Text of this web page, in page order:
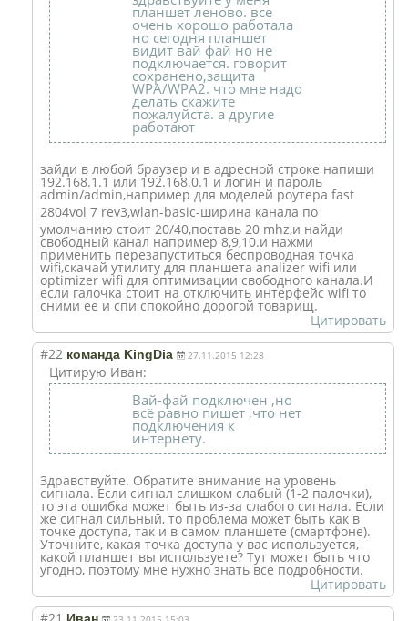
планшет леново. все
очень хорошо работала
но сегодня планшет
видит вай фай но не
подключается. говорит
сохранено,защита
WPA/WPA2. что мне надо
делать скажите
пожалуйста. а другие
работают
зайди в любой браузер и в адресной строке напиши
192.168.1.1 или 192.168.0.1 и логин и пароль
admin/admin,например для моделей роутера fast
2804vol 7 rev3,wlan-basic-ширина канала по
умолчанию стоит 20/40,поставь 20 mhz,и найди
свободный канал например 8,9,10.и нажми
применить перезапуститься беспроводная точка
wifi,скачай утилиту для планшета analizer wifi или
optimizer wifi для оптимизации свободного канала.И
если галочка стоит на отключить интерфейс wifi то
сними ее и спи спокойно дорогой товарищ.
Цитировать
#22 команда KingDia 27.11.2015 12:28
Цитирую Иван:
Вай-фай подключен ,но
всё равно пишет ,что нет
подключения к
интернету.
Здравствуйте. Обратите внимание на уровень
сигнала. Если сигнал слишком слабый (1-2 палочки),
то эта ошибка может быть из-за слабого сигнала. Если
же сигнал сильный, то проблема может быть как в
точке доступа, так и в самом планшете (смартфоне).
Уточните, какая точка доступа у вас используется,
какой планшет вы используете? Тут может быть что
угодно, поэтому мне нужно знать все подробности.
Цитировать